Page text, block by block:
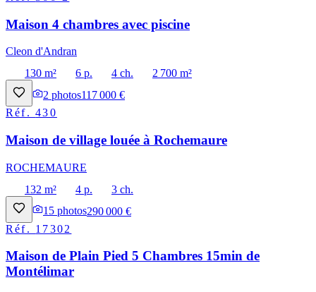
Maison 4 chambres avec piscine
Cleon d'Andran
130 m²
6 p. 4 ch.
2 700 m²
2 photos117 000 €
Réf.430
Maison de village louée à Rochemaure
ROCHEMAURE
132 m²
4 p.
3 ch.
15 photos290 000 €
Réf. 17302
Maison de Plain Pied 5 Chambres 15min de
Montélimar